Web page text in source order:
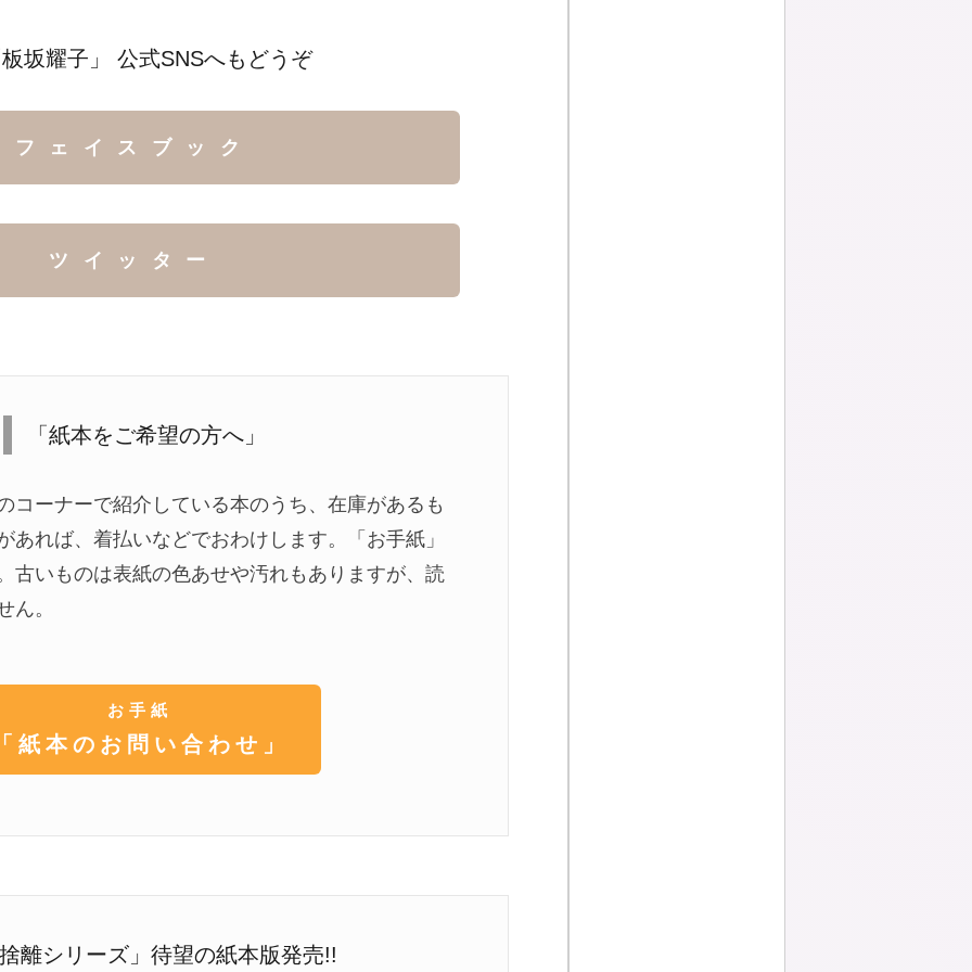
坂耀子」 公式SNSへもどうぞ
フェイスブック
ツイッター
「紙本をご希望の方へ」
コーナーで紹介している本のうち、在庫があるも
あれば、着払いなどでおわけします。「お手紙」
古いものは表紙の色あせや汚れもありますが、読
ん。
お手紙
紙本のお問い合わせ」
離シリーズ」待望の紙本版発売!!